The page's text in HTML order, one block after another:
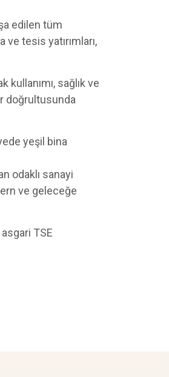
edilen tüm
tesis yatırımları,
sağlık ve
doğrultusunda
yeşil bina
odaklı sanayi
ve geleceğe
TSE